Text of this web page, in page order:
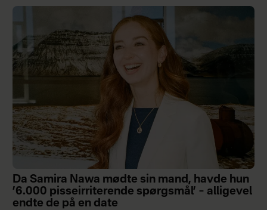
Da Samira Nawa mødte sin mand, havde hun
’6.000 pisseirriterende spørgsmål’ – alligevel
endte de på en date